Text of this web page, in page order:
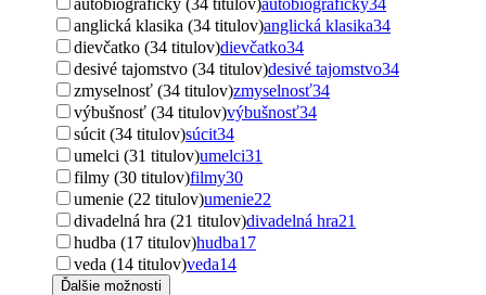
anglická klasika (34 titulov)anglická klasika34
dievčatko (34 titulov)dievčatko34
desivé tajomstvo (34 titulov)desivé tajomstvo34
zmyselnosť (34 titulov)zmyselnosť34
výbušnosť (34 titulov)výbušnosť34
súcit (34 titulov)súcit34
umelci (31 titulov)umelci31
filmy (30 titulov)filmy30
umenie (22 titulov)umenie22
divadelná hra (21 titulov)divadelná hra21
hudba (17 titulov)hudba17
veda (14 titulov)veda14
Ďalšie možnosti